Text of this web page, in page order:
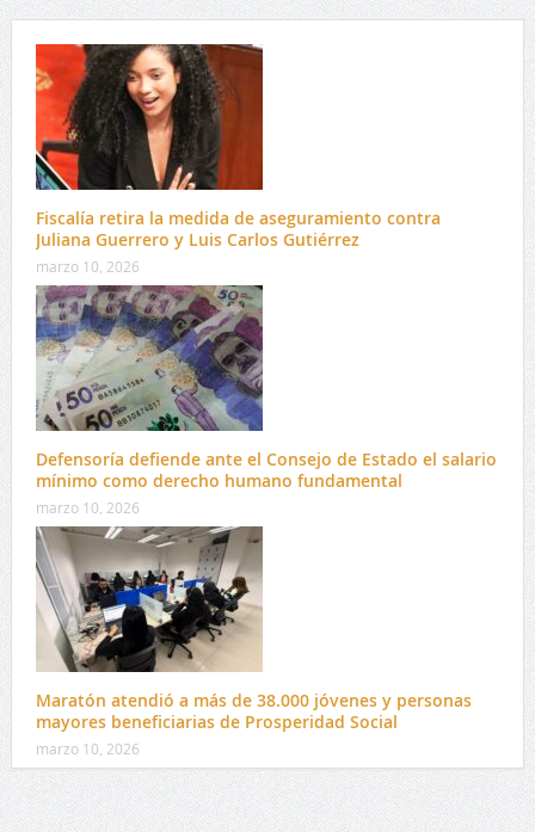
Fiscalía retira la medida de aseguramiento contra
Juliana Guerrero y Luis Carlos Gutiérrez
marzo 10, 2026
Defensoría defiende ante el Consejo de Estado el salario
mínimo como derecho humano fundamental
marzo 10, 2026
Maratón atendió a más de 38.000 jóvenes y personas
mayores beneficiarias de Prosperidad Social
marzo 10, 2026